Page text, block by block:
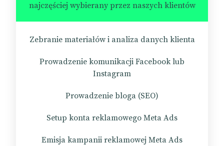
najczęściej wybierany przez naszych klientów
Zebranie materiałów i analiza danych klienta
Prowadzenie komunikacji Facebook lub
Instagram
Prowadzenie bloga (SEO)
Setup konta reklamowego Meta Ads
Emisja kampanii reklamowej Meta Ads